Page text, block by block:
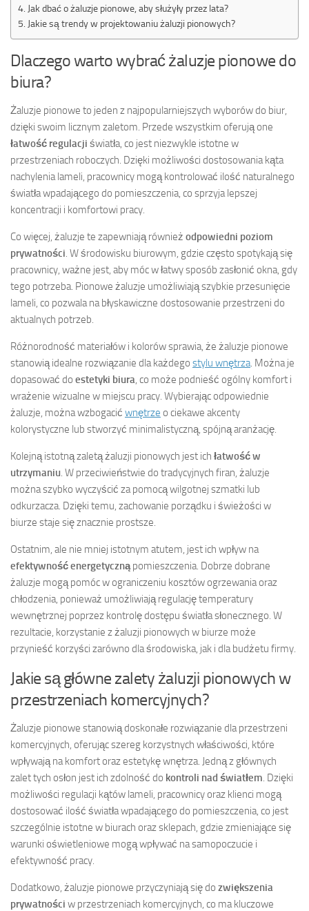
Jak dbać o żaluzje pionowe, aby służyły przez lata?
Jakie są trendy w projektowaniu żaluzji pionowych?
Dlaczego warto wybrać żaluzje pionowe do
biura?
Żaluzje pionowe to jeden z najpopularniejszych wyborów do biur,
dzięki swoim licznym zaletom. Przede wszystkim oferują one
łatwość regulacji światła, co jest niezwykle istotne w
przestrzeniach roboczych. Dzięki możliwości dostosowania kąta
nachylenia lameli, pracownicy mogą kontrolować ilość naturalnego
światła wpadającego do pomieszczenia, co sprzyja lepszej
koncentracji i komfortowi pracy.
Co więcej, żaluzje te zapewniają również odpowiedni poziom
prywatności . W środowisku biurowym, gdzie często spotykają się
pracownicy, ważne jest, aby móc w łatwy sposób zasłonić okna, gdy
tego potrzeba. Pionowe żaluzje umożliwiają szybkie przesunięcie
lameli, co pozwala na błyskawiczne dostosowanie przestrzeni do
aktualnych potrzeb.
Różnorodność materiałów i kolorów sprawia, że żaluzje pionowe
stanowią idealne rozwiązanie dla każdego stylu wnętrza . Można je
dopasować do estetyki biura , co może podnieść ogólny komfort i
wrażenie wizualne w miejscu pracy. Wybierając odpowiednie
żaluzje, można wzbogacić wnętrze o ciekawe akcenty
kolorystyczne lub stworzyć minimalistyczną, spójną aranżację.
Kolejną istotną zaletą żaluzji pionowych jest ich łatwość w
utrzymaniu . W przeciwieństwie do tradycyjnych firan, żaluzje
można szybko wyczyścić za pomocą wilgotnej szmatki lub
odkurzacza. Dzięki temu, zachowanie porządku i świeżości w
biurze staje się znacznie prostsze.
Ostatnim, ale nie mniej istotnym atutem, jest ich wpływ na
efektywność energetyczną pomieszczenia. Dobrze dobrane
żaluzje mogą pomóc w ograniczeniu kosztów ogrzewania oraz
chłodzenia, ponieważ umożliwiają regulację temperatury
wewnętrznej poprzez kontrolę dostępu światła słonecznego. W
rezultacie, korzystanie z żaluzji pionowych w biurze może
przynieść korzyści zarówno dla środowiska, jak i dla budżetu firmy.
Jakie są główne zalety żaluzji pionowych w
przestrzeniach komercyjnych?
Żaluzje pionowe stanowią doskonałe rozwiązanie dla przestrzeni
komercyjnych, oferując szereg korzystnych właściwości, które
wpływają na komfort oraz estetykę wnętrza. Jedną z głównych
zalet tych osłon jest ich zdolność do kontroli nad światłem . Dzięki
możliwości regulacji kątów lameli, pracownicy oraz klienci mogą
dostosować ilość światła wpadającego do pomieszczenia, co jest
szczególnie istotne w biurach oraz sklepach, gdzie zmieniające się
warunki oświetleniowe mogą wpływać na samopoczucie i
efektywność pracy.
Dodatkowo, żaluzje pionowe przyczyniają się do zwiększenia
prywatności w przestrzeniach komercyjnych, co ma kluczowe